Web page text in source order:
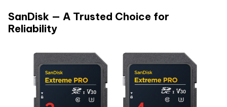
SanDisk — A Trusted Choice for
Reliability